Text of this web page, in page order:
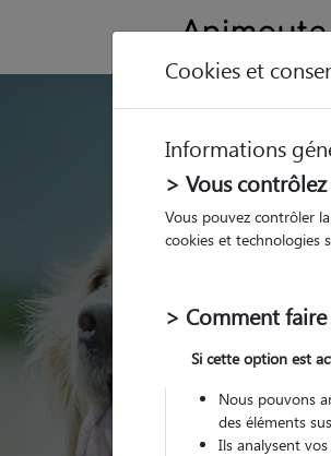
Trouvez
Lille
Cookies et
Informations
> Vous
Vous pouvez contrôler
cookies et technologies
> Comment
Si cette option est
Nous pouvons
des éléments
Ils analysent